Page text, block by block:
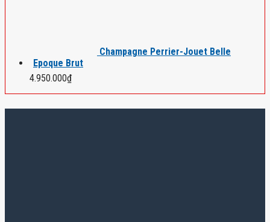
Champagne Perrier-Jouet Belle
Epoque Brut
4.950.000₫